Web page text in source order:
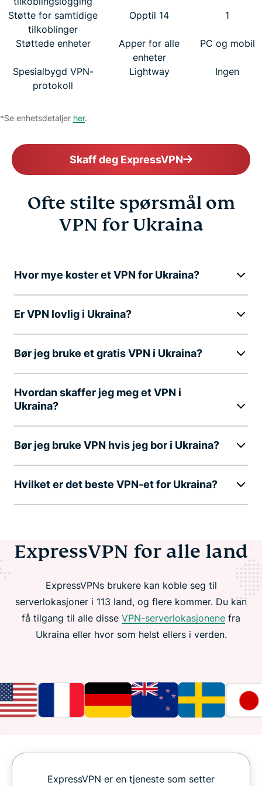
Støtte for samtidige
tilkoblinger
Opptil 14 1
Støttede enheter
Apper for alle
enheter
PC og mobil
Spesialbygd VPN-
protokoll
Lightway Ingen
*Se enhetsdetaljer her.
Skaff deg ExpressVPN
Ofte stilte spørsmål om
VPN for Ukraina
Hvor mye koster et VPN for Ukraina?
Er VPN lovlig i Ukraina?
Bør jeg bruke et gratis VPN i Ukraina?
Hvordan skaffer jeg meg et VPN i
Ukraina?
Bør jeg bruke VPN hvis jeg bor i Ukraina?
Hvilket er det beste VPN-et for Ukraina?
ExpressVPN for alle land
ExpressVPNs brukere kan koble seg til
serverlokasjoner i 113 land, og flere kommer. Du kan
få tilgang til alle disse VPN-serverlokasjonene fra
Ukraina eller hvor som helst ellers i verden.
ExpressVPN er en tjeneste som setter